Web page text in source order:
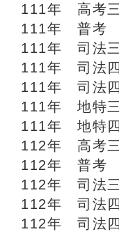
111年 高考
111年 普考
111年 司法三
111年 司法四
111年 司法四
111年 地特
111年 地特
112年 高考
112年 普考
112年 司法
112年 司法四
112年 司法四